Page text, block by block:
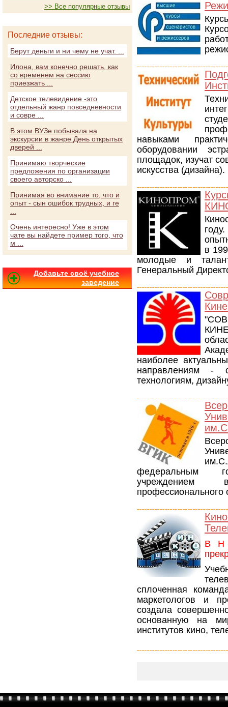
навыками
оборудовании
площадок, изучат
искусства (дизайна).
в
молодые и
Генеральный
наиболее
направлениям -
технологиям,
федеральным
учреждением
профессионального
В Н
сплоченная
маркетологов и
создала
основанную на
институтов кино,
>> Все популярные отзывы
Последние отзывы:
Берут деньги и ни чему не учат. ...
Илона, вам конечно решать, как
со временем на сессию
приезжать ...
Детское телевидение -это
отдельный жанр повседневности
и совре ...
В этом ВУЗе побывала на
экскурсии в жанре День открытых
дверей ...
Принимаю творческие
предложения по организации
своего авторско ...
Принимая во внимание то, что и
опыт - сын ошибок трудных, и ге
Очень интересно! Уже в этом
чате вы найдете пример того, что
м ...
Добавьте своё учебное
заведение